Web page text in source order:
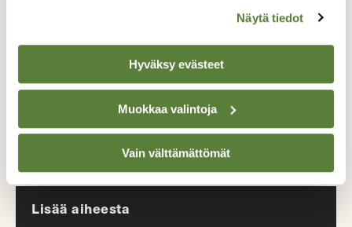
Näytä tiedot
Hyväksy evästeet
Muokkaa valintoja
Vain välttämättömät
Tilaa nyt!
Lisää aiheesta